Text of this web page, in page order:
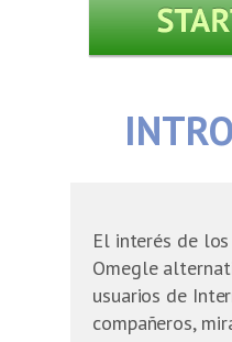
El interés de
Omegle
usuarios de
compañeros,